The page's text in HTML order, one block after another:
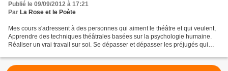
Publié le 09/09/2012 à 17:21
Par La Rose et le Poète
Mes cours s'adressent à des personnes qui aiment le théâtre et qui veulent,
Apprendre des techniques théâtrales basées sur la psychologie humaine.
Réaliser un vrai travail sur soi. Se dépasser et dépasser les préjugés qui